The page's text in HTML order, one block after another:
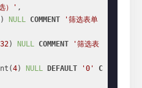
）' ,
) NULL COMMENT
'筛选表单
32) NULL COMMENT
'筛选表
4) NULL DEFAULT '0'
C